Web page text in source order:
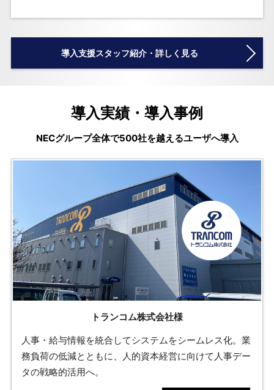
導入支援スタッフ紹介・詳しく見る
導入実績・導入事例
NECグループ全体で500社を越えるユーザへ導入
トランコム株式会社様
人事・給与情報を統合してシステムをシームレス化。業
務負荷の低減とともに、人的資本経営に向けて人事デー
タの戦略的活用へ。